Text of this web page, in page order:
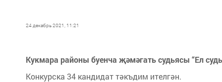
24 декабрь 2021, 11:21
Кукмара районы буенча җәмәгать судьясы “Ел
Конкурска 34 кандидат тәкъдим ителгән.